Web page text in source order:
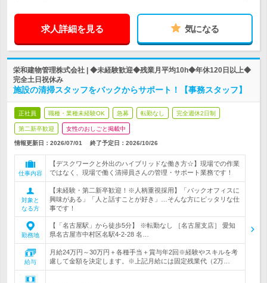
求人詳細を見る 気になる
栄和建物管理株式会社 | ◆未経験歓迎◆残業月平均10h◆年休120日以上◆
完全土日祝休み
施設の清掃スタッフをバックからサポート！【事務スタッフ】
正社員 職種・業種未経験OK 急募 転勤なし 完全週休2日制
第二新卒歓迎 女性のおしごと掲載中
情報更新日：2026/07/01 終了予定日： 2026/10/26
仕事内容
【デスクワークと外出のハイブリッドな働き方☆】現場での作業
ではなく、現場で働く清掃員さんの管理・サポート業務です！
対象と
なる方
【未経験・第二新卒歓迎！※人柄重視採用】「バックオフィスに
興味がある」「人と話すことが好き」…そんな方にピッタリな仕
事です！
勤務地
【「名古屋駅」から徒歩5分】 ※転勤なし ［名古屋支店］ 愛知
県名古屋市中村区名駅4-2-28 名…
給与
月給24万円～30万円＋各種手当＋賞与年2回※経験やスキルを考
慮して金額を決定します。※上記月給には固定残業代（2万…